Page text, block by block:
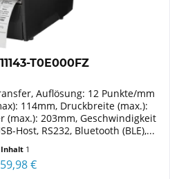
T0E000FZ
Auflösung: 12 Punkte/mm
114mm, Druckbreite (max.):
(max.): 203mm, Geschwindigkeit
Host, RS232, Bluetooth (BLE),...
Inhalt 1
€